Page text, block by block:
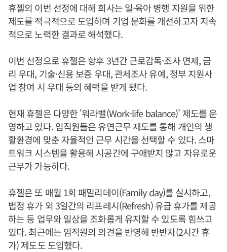
휴젤의 이번 선정에 대해 회사는 일·육아 병행 지원을 위한
제도를 적극적으로 도입하며 기업 문화를 개선하고자 지속
적으로 노력한 결과로 해석했다.
이번 선정으로 휴젤은 항후 3년간 근로감독·조사 면제, 금
리 우대, 기술·신용 보증 우대, 관세조사 유예, 정부 지원사
업 참여 시 우대 등의 혜택을 받게 됐다.
현재 휴젤은 다양한 '워라밸(Work-life balance)' 제도를 운
영하고 있다. 임직원들은 유연근무 제도를 통해 개인의 생
활환경에 맞춘 자율적인 근무 시간을 선택할 수 있다. 스마
트워크 시스템을 활용해 시공간에 구애받지 않고 자유로운
근무가 가능하다.
휴젤은 또 매월 1회 패밀리데이(Family day)를 실시하고,
법정 휴가 외 3일간의 리프레시(Refresh) 유급 휴가를 제공
하는 등 업무와 일상을 조화롭게 유지할 수 있도록 힘쓰고
있다. 최근에는 임직원의 의견을 반영해 반반차(2시간 휴
가) 제도도 도입했다.